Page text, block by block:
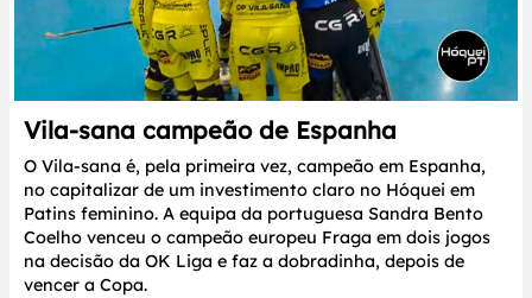
Vila-sana campeão de Espanha
O Vila-sana é, pela primeira vez, campeão em Espanha,
no capitalizar de um investimento claro no Hóquei em
Patins feminino. A equipa da portuguesa Sandra Bento
Coelho venceu o campeão europeu Fraga em dois jogos
na decisão da OK Liga e faz a dobradinha, depois de
vencer a Copa.